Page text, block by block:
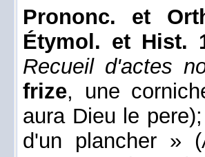
Prononc. et
Étymol. et Hist.
Recueil d'actes
frize, une
aura Dieu le
d'un plancher » (